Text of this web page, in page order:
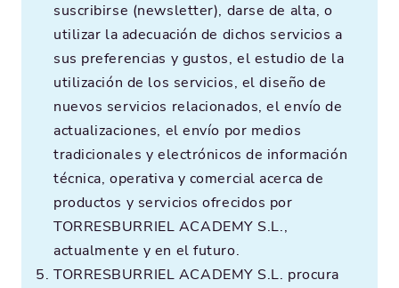
suscribirse (newsletter), darse de alta, o
utilizar la adecuación de dichos servicios a
sus preferencias y gustos, el estudio de la
utilización de los servicios, el diseño de
nuevos servicios relacionados, el envío de
actualizaciones, el envío por medios
tradicionales y electrónicos de información
técnica, operativa y comercial acerca de
productos y servicios ofrecidos por
TORRESBURRIEL ACADEMY S.L.,
actualmente y en el futuro.
TORRESBURRIEL ACADEMY S.L. procura